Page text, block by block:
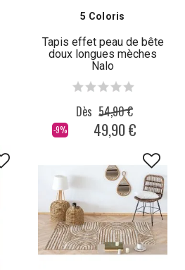
5 Coloris
Tapis effet peau de bête
doux longues mèches
Nalo
-9%
Dès 54,90 €
49,90 €